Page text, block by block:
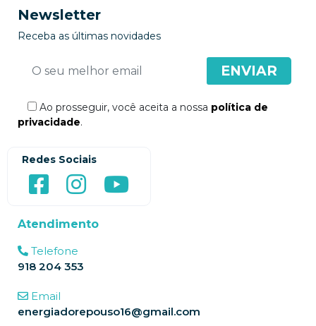
Newsletter
Receba as últimas novidades
Ao prosseguir, você aceita a nossa política de
privacidade.
Redes Sociais
Atendimento
Telefone
918 204 353
Email
energiadorepouso16@gmail.com